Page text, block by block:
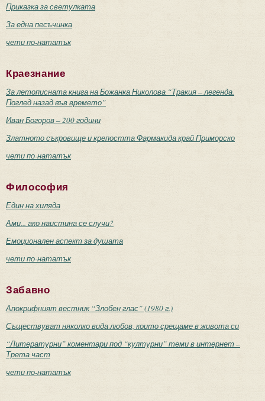
Приказка за светулката
За една песъчинка
чети по-нататък
Краезнание
За летописната книга на Божанка Николова “Тракия – легенда.
Поглед назад във времето”
Иван Богоров – 200 години
Златното съкровище и крепостта Фармакида край Приморско
чети по-нататък
Философия
Един на хиляда
Ами... ако наистина се случи?
Емоционален аспект за душата
чети по-нататък
Забавно
Апокрифният вестник “Злобен глас” (1980 г.)
Съществуват няколко вида любов, които срещаме в живота си
“Литературни” коментари под “културни” теми в интернет –
Трета част
чети по-нататък